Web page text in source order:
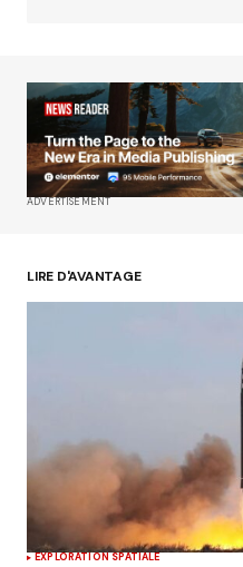
Your Name*
Your E-mail*
ADVERTISEMENT
LIRE D'AVANTAGE
EXPLORATION SPATIALE